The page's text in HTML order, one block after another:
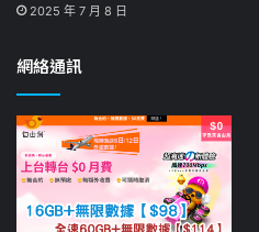
2025 年 7 月 8 日
網絡通訊